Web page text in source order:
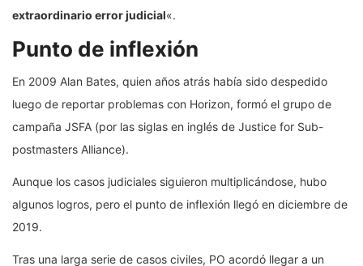
extraordinario error judicial«.
Punto de inflexión
En 2009 Alan Bates, quien años atrás había sido despedido
luego de reportar problemas con Horizon, formó el grupo de
campaña JSFA (por las siglas en inglés de Justice for Sub-
postmasters Alliance).
Aunque los casos judiciales siguieron multiplicándose, hubo
algunos logros, pero el punto de inflexión llegó en diciembre de
2019.
Tras una larga serie de casos civiles, PO acordó llegar a un